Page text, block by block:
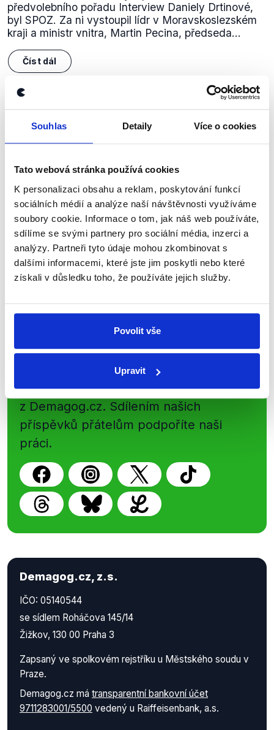
Souhlas Detaily Více o cookies
Tato webová stránka používá cookies
K personalizaci obsahu a reklam, poskytování funkcí
sociálních médií a analýze naší návštěvnosti využíváme
soubory cookie. Informace o tom, jak náš web používáte,
sdílíme se svými partnery pro sociální média, inzerci a
analýzy. Partneři tyto údaje mohou zkombinovat s
dalšími informacemi, které jste jim poskytli nebo které
získali v důsledku toho, že používáte jejich služby.
Povolit vše
Upravit
předvolebního pořadu Interview Daniely Drtinové,
byl SPOZ. Za ni vystoupil lídr v Moravskoslezském
kraji a ministr vnitra, Martin Pecina, předseda...
Číst dál
Zůstaňme v kontaktu
Přihlaste se k odběru našeho
newsletteru nebowhatsappového
kanálu, kde pravidelně přinášíme
shrnutí nejzajímavějších článků a analýz.
Začněte nás odebírat, a mějte tak
přehled o tom, jaké dezinformace a
nepravdy se zrovna v Česku šíří.
Sociální sítě
Nenechte si ujít nejnovější události
z Demagog.cz. Sdílením našich
příspěvků přátelům podpoříte naši
práci.
Demagog.cz, z.s.
IČO: 05140544
se sídlem Roháčova 145/14
Žižkov, 130 00 Praha 3
Zapsaný ve spolkovém rejstříku u Městského soudu v
Praze.
Demagog.cz má transparentní bankovní účet
9711283001/5500 vedený u Raiffeisenbank, a.s.